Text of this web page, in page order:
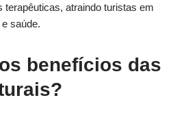
terapêuticas, atraindo turistas em
saúde.
benefícios das